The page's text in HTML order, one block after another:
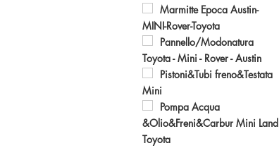
Marmitte Epoca Austin-
MINI-Rover-Toyota
Pannello/Modonatura
Toyota - Mini - Rover - Austin
Pistoni&Tubi freno&Testata
Mini
Pompa Acqua
&Olio&Freni&Carbur Mini Land
Toyota